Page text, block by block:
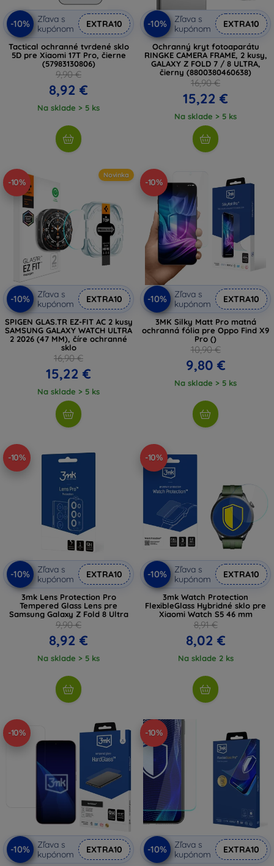
-10%
Zľava s
kupónom
EXTRA10
Tactical ochranné tvrdené sklo
5D pre Xiaomi 17T Pro, čierne
(57983130806)
9,90 €
8,92 €
Na sklade > 5 ks
-10%
Zľava s
kupónom
EXTRA10
Ochranný kryt fotoaparátu
RINGKE CAMERA FRAME, 2 kusy,
GALAXY Z FOLD 7 / 8 ULTRA,
čierny (8800380460638)
16,90 €
15,22 €
Na sklade > 5 ks
-10%
Novinka
-10%
Zľava s
kupónom
EXTRA10
SPIGEN GLAS.TR EZ-FIT AC 2 kusy
SAMSUNG GALAXY WATCH ULTRA
2 2026 (47 MM), číre ochranné
sklo
16,90 €
15,22 €
Na sklade > 5 ks
-10%
-10%
Zľava s
kupónom
EXTRA10
3MK Silky Matt Pro matná
ochranná fólia pre Oppo Find X9
Pro ()
10,90 €
9,80 €
Na sklade > 5 ks
-10%
-10%
Zľava s
kupónom
EXTRA10
3mk Lens Protection Pro
Tempered Glass Lens pre
Samsung Galaxy Z Fold 8 Ultra
9,90 €
8,92 €
Na sklade > 5 ks
-10%
-10%
Zľava s
kupónom
EXTRA10
3mk Watch Protection
FlexibleGlass Hybridné sklo pre
Xiaomi Watch S5 46 mm
8,91 €
8,02 €
Na sklade 2 ks
-10%
-10%
Zľava s
kupónom
EXTRA10
-10%
-10%
Zľava s
kupónom
EXTRA10